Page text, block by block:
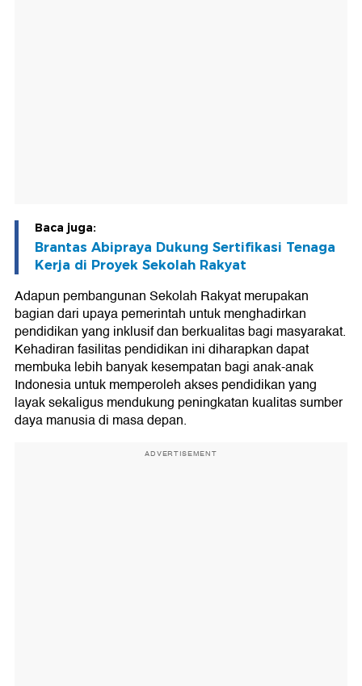
Baca juga:
Brantas Abipraya Dukung Sertifikasi Tenaga
Kerja di Proyek Sekolah Rakyat
Adapun pembangunan Sekolah Rakyat merupakan
bagian dari upaya pemerintah untuk menghadirkan
pendidikan yang inklusif dan berkualitas bagi masyarakat.
Kehadiran fasilitas pendidikan ini diharapkan dapat
membuka lebih banyak kesempatan bagi anak-anak
Indonesia untuk memperoleh akses pendidikan yang
layak sekaligus mendukung peningkatan kualitas sumber
daya manusia di masa depan.
ADVERTISEMENT